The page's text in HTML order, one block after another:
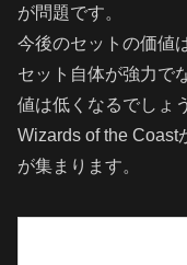
が問題です。
今後のセットの価値
セット自体が強力で
値は低くなるでしょ
Wizards of the Coast
が集まります。